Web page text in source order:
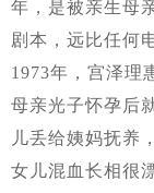
年，是被亲生母
剧本，远比任何
1973年，宫泽理
母亲光子怀孕后
儿丢给姨妈抚养
女儿混血长相很